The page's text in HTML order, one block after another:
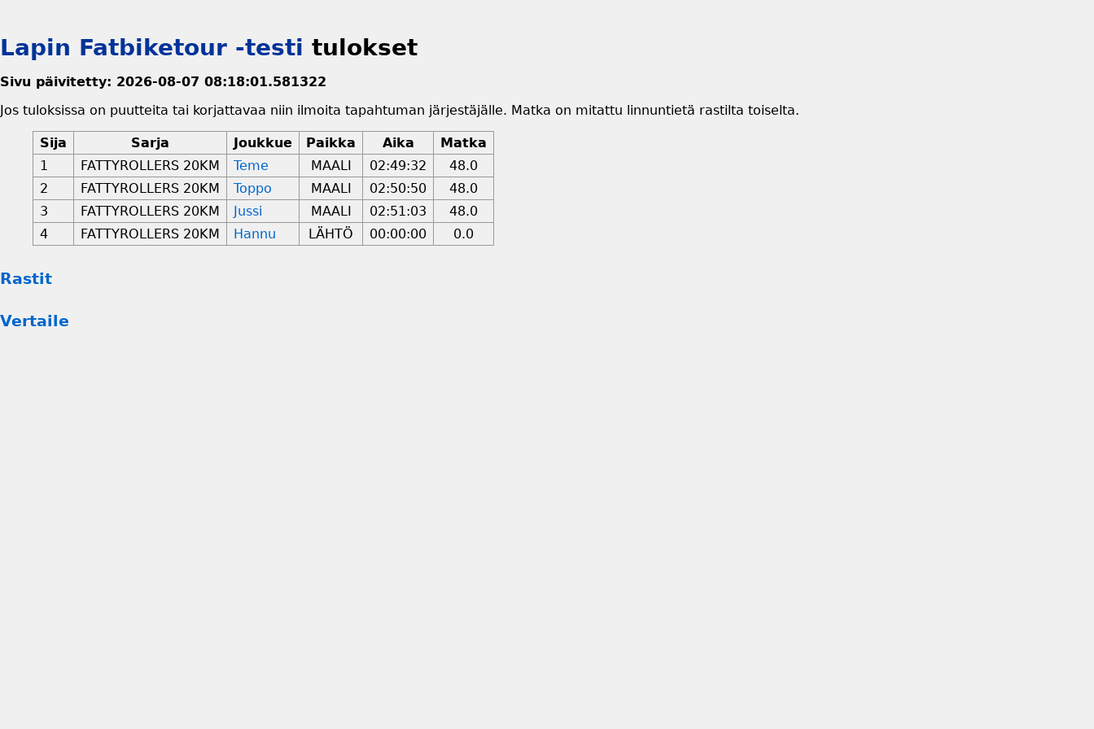
Lapin Fatbiketour -testi tulokset
Sivu päivitetty: 2026-08-07 08:18:01.581322
Jos tuloksissa on puutteita tai korjattavaa niin ilmoita tapahtuman järjestäjälle. Matka on mitattu linnuntietä rastilta toiselta.
Sija Sarja Joukkue Paikka Aika
Matka
1
FATTYROLLERS 20KM Teme MAALI 02:49:32
48.0
2
FATTYROLLERS 20KM Toppo MAALI 02:50:50
48.0
3
FATTYROLLERS 20KM Jussi MAALI 02:51:03
48.0
4
FATTYROLLERS 20KM Hannu LÄHTÖ 00:00:00 0.0
Rastit
Vertaile